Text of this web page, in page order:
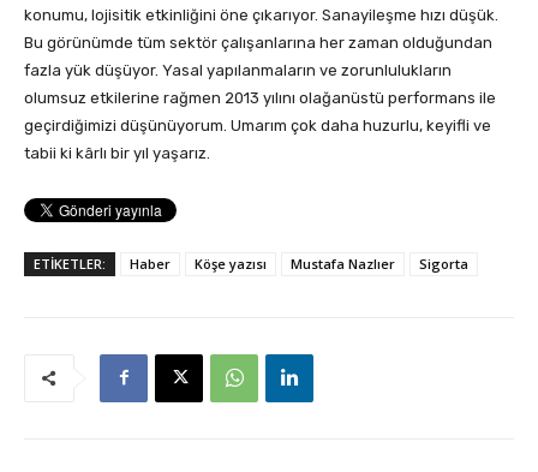
konumu, lojisitik etkinliğini öne çıkarıyor. Sanayileşme hızı düşük.
Bu görünümde tüm sektör çalışanlarına her zaman olduğundan
fazla yük düşüyor. Yasal yapılanmaların ve zorunlulukların
olumsuz etkilerine rağmen 2013 yılını olağanüstü performans ile
geçirdiğimizi düşünüyorum. Umarım çok daha huzurlu, keyifli ve
tabii ki kârlı bir yıl yaşarız.
ETİKETLER: Haber Köşe yazısı Mustafa Nazlıer Sigorta